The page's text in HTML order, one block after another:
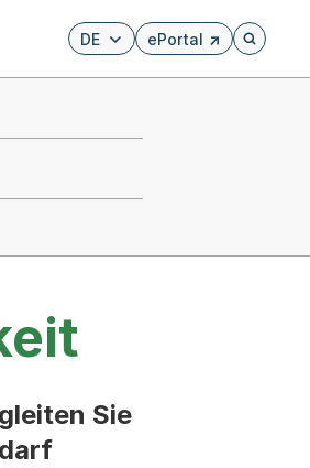
DE ePortal
Externer Link, wird in
Öffnet
Sie